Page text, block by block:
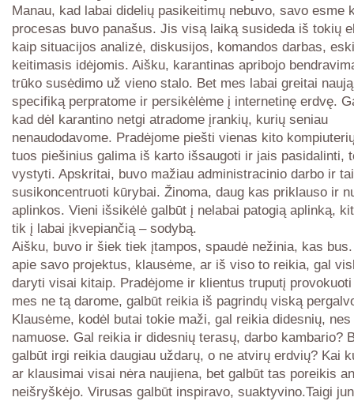
Manau, kad labai didelių pasikeitimų nebuvo, savo esme
procesas buvo panašus. Jis visą laiką susideda iš tokių
kaip situacijos analizė, diskusijos, komandos darbas,
keitimasis idėjomis. Aišku, karantinas apribojo
trūko susėdimo už vieno stalo. Bet mes labai greitai
specifiką perpratome ir persikėlėme į internetinę erdvę.
kad dėl karantino netgi atradome įrankių, kurių seniau
nenaudodavome. Pradėjome piešti vienas kito
tuos piešinius galima iš karto išsaugoti ir jais pasidalinti,
vystyti. Apskritai, buvo mažiau administracinio darbo ir
susikoncentruoti kūrybai. Žinoma, daug kas priklauso ir
aplinkos. Vieni išsikėlė galbūt į nelabai patogią aplinką,
tik į labai įkvepiančią – sodybą.
Aišku, buvo ir šiek tiek įtampos, spaudė nežinia, kas
apie savo projektus, klausėme, ar iš viso to reikia, gal
daryti visai kitaip. Pradėjome ir klientus truputį
mes ne tą darome, galbūt reikia iš pagrindų viską
Klausėme, kodėl butai tokie maži, gal reikia didesnių,
namuose. Gal reikia ir didesnių terasų, darbo kambario?
galbūt irgi reikia daugiau uždarų, o ne atvirų erdvių? Kai
ar klausimai visai nėra naujiena, bet galbūt tas poreikis
neišryškėjo. Virusas galbūt inspiravo, suaktyvino.Taigi